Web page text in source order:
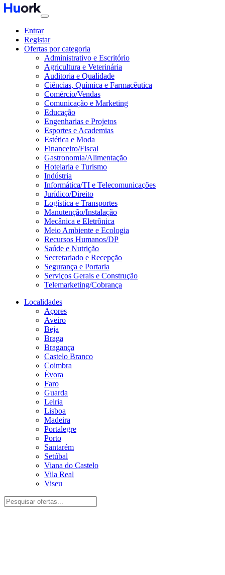
Entrar
Registar
Ofertas por categoria
Administrativo e Escritório
Agricultura e Veterinária
Auditoria e Qualidade
Ciências, Química e Farmacêutica
Comércio/Vendas
Comunicação e Marketing
Educação
Engenharias e Projetos
Esportes e Academias
Estética e Moda
Financeiro/Fiscal
Gastronomia/Alimentação
Hotelaria e Turismo
Indústria
Informática/TI e Telecomunicações
Jurídico/Direito
Logística e Transportes
Manutenção/Instalação
Mecânica e Eletrônica
Meio Ambiente e Ecologia
Recursos Humanos/DP
Saúde e Nutrição
Secretariado e Recepção
Segurança e Portaria
Serviços Gerais e Construção
Telemarketing/Cobrança
Localidades
Açores
Aveiro
Beja
Braga
Bragança
Castelo Branco
Coimbra
Évora
Faro
Guarda
Leiria
Lisboa
Madeira
Portalegre
Porto
Santarém
Setúbal
Viana do Castelo
Vila Real
Viseu